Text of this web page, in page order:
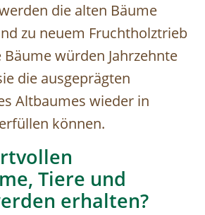
die alten Bäume
zu neuem Fruchtholztrieb
Bäume würden Jahrzehnte
die ausgeprägten
Altbaumes wieder in
können.
Tiere und
erhalten?